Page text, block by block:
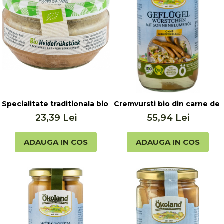
Ceai vrac
Ceaiuri diverse si accesorii
Bauturi
Apa
Sucuri
Vinuri, bere si alte bauturi
Energizante
Carbogazoase
Cacao si inlocuitori
Seminte bio pentru germinat
Seminte din plante oleaginoase
Superalimente bio
Fructe si legume Bio
Alimente de baza
Specialitate traditionala bio din carne de porc, 160g
23,39 Lei
ADAUGA IN COS
Cremvursti bio din carne de
55,94 Lei
ADAUGA IN COS